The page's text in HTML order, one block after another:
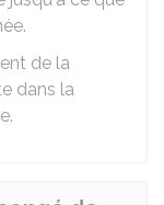
de la
dans la